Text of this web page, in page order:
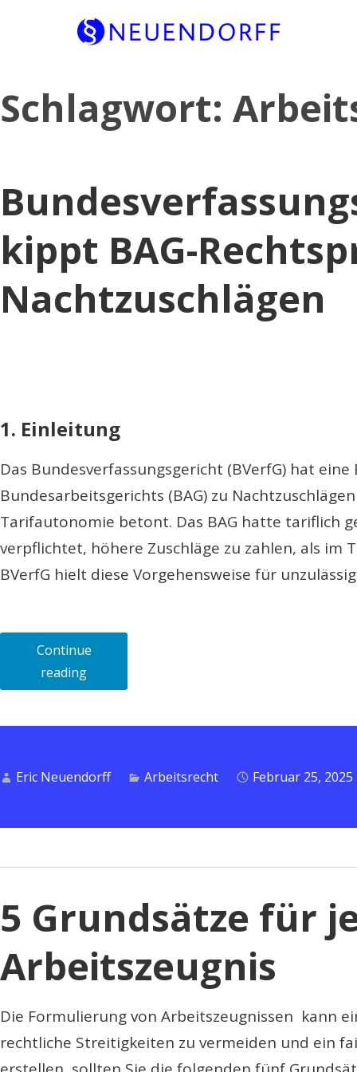
to
content
Schlagwort:
kippt BAG-
Nachtzuschlägen
1. Einleitung
Das Bundesverfassungsgericht (BVerfG) hat eine
Bundesarbeitsgerichts (BAG) zu
Tarifautonomie betont. Das BAG hatte tariflich
verpflichtet, höhere Zuschläge zu zahlen, als im
BVerfG hielt diese Vorgehensweise für
Continue
reading„Bundesverfassungsgericht
kippt
Nachtzuschlägen“
Eric Neuendorff Arbeitsrecht Februar 25, 2025
5 Grundsätze für
Arbeitszeugnis
Die Formulierung von Arbeitszeugnissen kann
rechtliche Streitigkeiten zu vermeiden und ein